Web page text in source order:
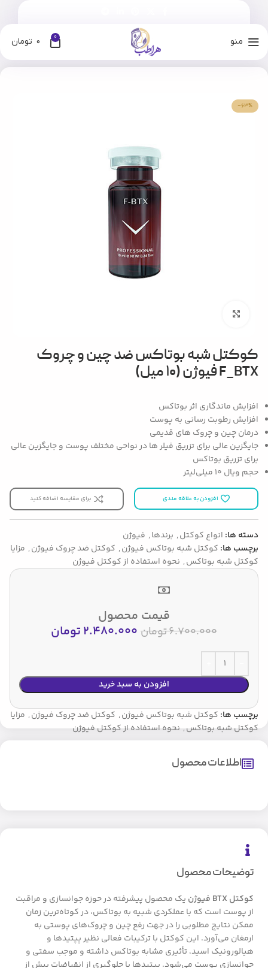
منو 0
0 تومان
فیوژن
-63%
کوکتل شبه بوتاکس ضد چین و چروک
F_BTX فیوژن (۱۰ میل)
افزایش ماندگاری اثر بوتاکس
افزایش رطوبت رسانی به پوست
درمان چین و چروک های قدیمی
جایگزین عالی برای تزریق فیلر ها در نواحی مختلف پوست و جایگزین عالی
برای تزریق بوتاکس
حجم ویال ۱۰ میلی‌لیتر
افزودن به علاقه مندی برای مقایسه اضافه کنید
دسته ها: انواع کوکتل, برندها, فیوژن
برچسب ها: کوکتل شبه بوتاکس فیوژن, کوکتل ضد چروک فیوژن, مزایا
کوکتل شبه بوتاکس, نحوه استفاده از کوکتل فیوژن
قیمت محصول
6.700.000تومان 2.480.000تومان
افزودن به سبد خرید
برچسب ها: کوکتل شبه بوتاکس فیوژن, کوکتل ضد چروک فیوژن, مزایا
کوکتل شبه بوتاکس, نحوه استفاده از کوکتل فیوژن
توضیحات محصول
کوکتل BTX فیوژن
یک محصول پیشرفته در حوزه جوانسازی و مراقبت
از پوست است که با عملکردی شبیه به بوتاکس، در کوتاه‌ترین زمان
ممکن نتایج مطلوبی را در جهت رفع چین و چروک‌های پوستی به
ارمغان می‌آورد. این کوکتل با ترکیبات فعالی نظیر پپتیدها و
هیالورونیک اسید، تأثیری مشابه بوتاکس داشته و موجب سفتی و
جوانسازی پوست می‌شود. پپتیدها با جلوگیری از انقباضات بیش از
اطلاعات محصول